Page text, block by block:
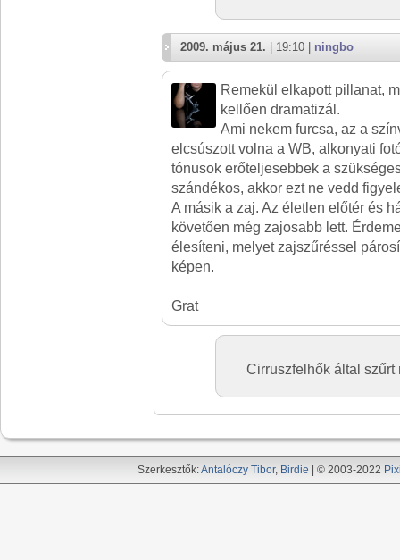
2009. május 21. | 19:10 | ningbo
Remekül elkapott pillanat,
kellően dramatizál.
Ami nekem furcsa, az a
elcsúszott volna a WB, alkonyati
tónusok erőteljesebbek a
szándékos, akkor ezt ne vedd
A másik a zaj. Az életlen előtér és
követően még zajosabb lett.
élesíteni, melyet zajszűréssel
képen.
Grat
Cirruszfelhők által
Szerkesztők:Antalóczy Tibor, Birdie | © 2003-2022